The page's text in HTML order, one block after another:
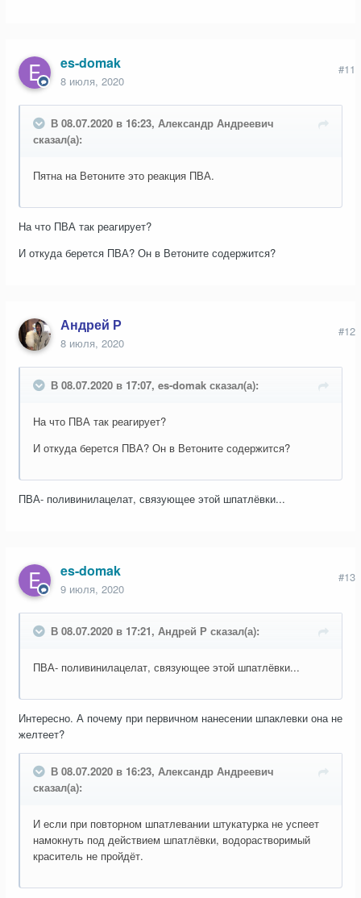
es-domak
8 июля, 2020
#11
В 08.07.2020 в 16:23, Александр Андреевич
сказал(а):
Пятна на Ветоните это реакция ПВА.
На что ПВА так реагирует?
И откуда берется ПВА? Он в Ветоните содержится?
Андрей Р
8 июля, 2020
#12
В 08.07.2020 в 17:07, es-domak сказал(а):
На что ПВА так реагирует?
И откуда берется ПВА? Он в Ветоните содержится?
ПВА- поливинилацелат, связующее этой шпатлёвки...
es-domak
9 июля, 2020
#13
В 08.07.2020 в 17:21, Андрей Р сказал(а):
ПВА- поливинилацелат, связующее этой шпатлёвки...
Интересно. А почему при первичном нанесении шпаклевки она не
желтеет?
В 08.07.2020 в 16:23, Александр Андреевич
сказал(а):
И если при повторном шпатлевании штукатурка не успеет
намокнуть под действием шпатлёвки, водорастворимый
краситель не пройдёт.